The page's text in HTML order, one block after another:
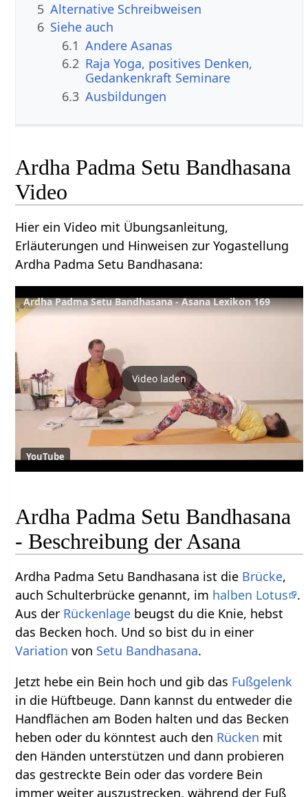
5 Alternative Schreibweisen
6 Siehe auch
6.1 Andere Asanas
6.2 Raja Yoga, positives Denken,
Gedankenkraft Seminare
6.3 Ausbildungen
Ardha Padma Setu Bandhasana
Video
Hier ein Video mit Übungsanleitung,
Erläuterungen und Hinweisen zur Yogastellung
Ardha Padma Setu Bandhasana:
Ardha Padma Setu Bandhasana - Asana Lexikon 169
Video laden
YouTube
Ardha Padma Setu Bandhasana
- Beschreibung der Asana
Ardha Padma Setu Bandhasana ist die Brücke,
auch Schulterbrücke genannt, im halben Lotus
.
Aus der Rückenlage beugst du die Knie, hebst
das Becken hoch. Und so bist du in einer
Variation von Setu Bandhasana.
Jetzt hebe ein Bein hoch und gib das Fußgelenk
in die Hüftbeuge. Dann kannst du entweder die
Handflächen am Boden halten und das Becken
heben oder du könntest auch den Rücken mit
den Händen unterstützen und dann probieren
das gestreckte Bein oder das vordere Bein
immer weiter auszustrecken, während der Fuß